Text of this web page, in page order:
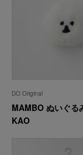
DO Original
MAMBO ぬいぐる
KAO